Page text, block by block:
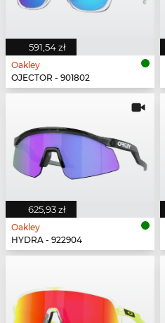
591,54 zł
Oakley
OJECTOR - 901802
625,93 zł
Oakley
HYDRA - 922904